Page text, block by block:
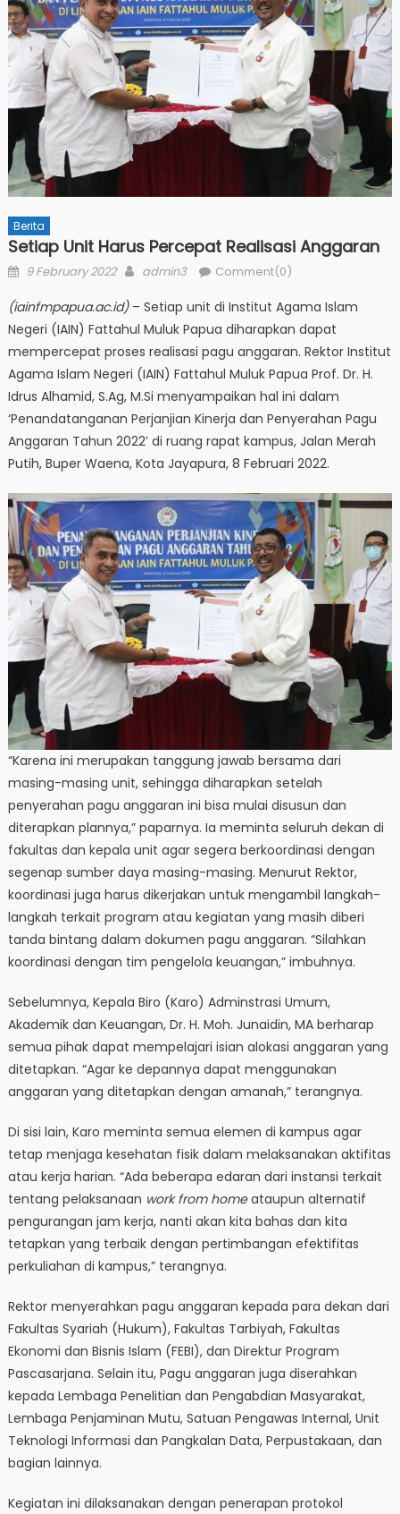
Berita
Setiap Unit Harus Percepat Realisasi Anggaran
Posted
9 February 2022 Author
admin3 Comment(0)
(iainfmpapua.ac.id)– Setiap unit di Institut Agama Islam
Negeri (IAIN) Fattahul Muluk Papua diharapkan dapat
mempercepat proses realisasi pagu anggaran. Rektor Institut
Agama Islam Negeri (IAIN) Fattahul Muluk Papua Prof. Dr. H.
Idrus Alhamid, S.Ag, M.Si menyampaikan hal ini dalam
‘Penandatanganan Perjanjian Kinerja dan Penyerahan Pagu
Anggaran Tahun 2022’ di ruang rapat kampus, Jalan Merah
Putih, Buper Waena, Kota Jayapura, 8 Februari 2022.
“Karena ini merupakan tanggung jawab bersama dari
masing-masing unit, sehingga diharapkan setelah
penyerahan pagu anggaran ini bisa mulai disusun dan
diterapkan plannya,” paparnya. Ia meminta seluruh dekan di
fakultas dan kepala unit agar segera berkoordinasi dengan
segenap sumber daya masing-masing. Menurut Rektor,
koordinasi juga harus dikerjakan untuk mengambil langkah-
langkah terkait program atau kegiatan yang masih diberi
tanda bintang dalam dokumen pagu anggaran. “Silahkan
koordinasi dengan tim pengelola keuangan,” imbuhnya.
Sebelumnya, Kepala Biro (Karo) Adminstrasi Umum,
Akademik dan Keuangan, Dr. H. Moh. Junaidin, MA berharap
semua pihak dapat mempelajari isian alokasi anggaran yang
ditetapkan. “Agar ke depannya dapat menggunakan
anggaran yang ditetapkan dengan amanah,” terangnya.
Di sisi lain, Karo meminta semua elemen di kampus agar
tetap menjaga kesehatan fisik dalam melaksanakan aktifitas
atau kerja harian. “Ada beberapa edaran dari instansi terkait
tentang pelaksanaan work from homeataupun alternatif
pengurangan jam kerja, nanti akan kita bahas dan kita
tetapkan yang terbaik dengan pertimbangan efektifitas
perkuliahan di kampus,” terangnya.
Rektor menyerahkan pagu anggaran kepada para dekan dari
Fakultas Syariah (Hukum), Fakultas Tarbiyah, Fakultas
Ekonomi dan Bisnis Islam (FEBI), dan Direktur Program
Pascasarjana. Selain itu, Pagu anggaran juga diserahkan
kepada Lembaga Penelitian dan Pengabdian Masyarakat,
Lembaga Penjaminan Mutu, Satuan Pengawas Internal, Unit
Teknologi Informasi dan Pangkalan Data, Perpustakaan, dan
bagian lainnya.
Kegiatan ini dilaksanakan dengan penerapan protokol